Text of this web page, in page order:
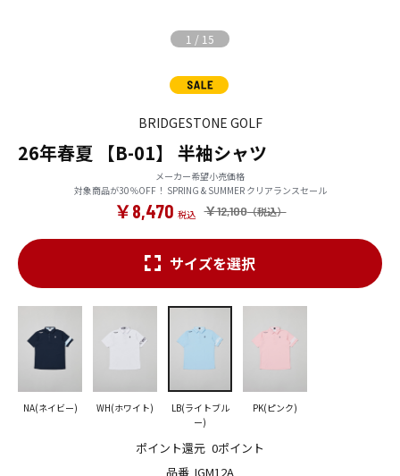
1 / 15
BRIDGESTONE GOLF
26年春夏 【B-01】 半袖シャツ
メーカー希望小売価格
対象商品が30％OFF！ SPRING & SUMMER クリアランスセール
￥12,100
￥8,470
品番 IGM12A
ポイント還元 0ポイント
サイズを選択
NA(ネイビー) WH(ホワイト)
LB(ライトブル
ー)
PK(ピンク)